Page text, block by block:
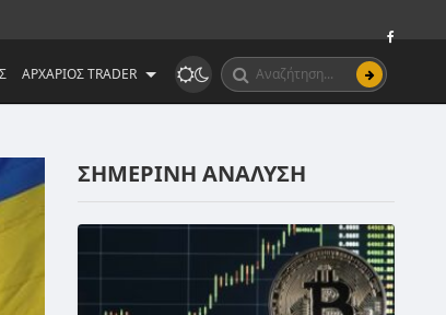
ΑΡΧΑΡΙΟΣ TRADER
ΣΗΜΕΡΙΝΗ ΑΝΑΛΥΣΗ